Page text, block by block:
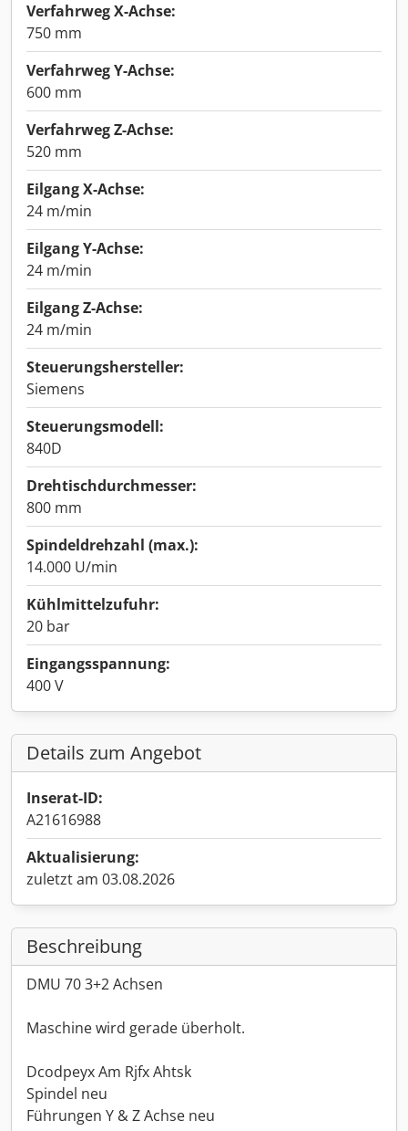
Verfahrweg X-Achse:
750 mm
Verfahrweg Y-Achse:
600 mm
Verfahrweg Z-Achse:
520 mm
Eilgang X-Achse:
24 m/min
Eilgang Y-Achse:
24 m/min
Eilgang Z-Achse:
24 m/min
Steuerungshersteller:
Siemens
Steuerungsmodell:
840D
Drehtischdurchmesser:
800 mm
Spindeldrehzahl (max.):
14.000 U/min
Kühlmittelzufuhr:
20 bar
Eingangsspannung:
400 V
Details zum Angebot
Inserat-ID:
A21616988
Aktualisierung:
zuletzt am 03.08.2026
Beschreibung
DMU 70 3+2 Achsen
Maschine wird gerade überholt.
Dcodpeyx Am Rjfx Ahtsk
Spindel neu
Führungen Y & Z Achse neu